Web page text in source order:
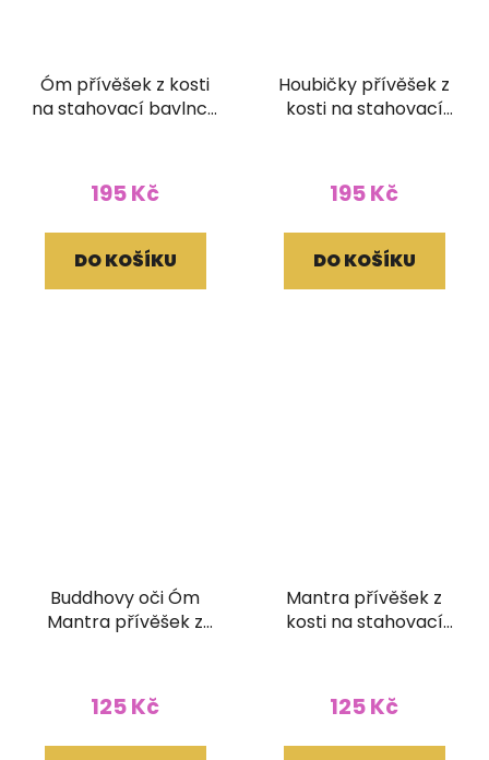
Óm přívěšek z kosti
na stahovací bavlnce
195 Kč
DO KOŠÍKU
Houbičky přívěšek z
kosti na stahovací
195 Kč
DO KOŠÍKU
Buddhovy oči Óm
Mantra přívěšek z
125 Kč
Mantra přívěšek z
kosti na stahovací
125 Kč